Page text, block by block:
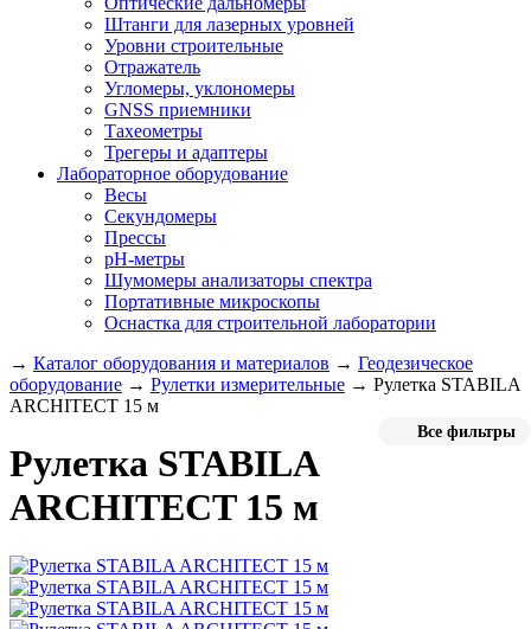
Штанги для лазерных уровней
Уровни строительные
Отражатель
Угломеры, уклономеры
GNSS приемники
Тахеометры
Трегеры и адаптеры
Лабораторное оборудование
Весы
Секундомеры
Прессы
pH-метры
Шумомеры анализаторы спектра
Портативные микроскопы
Оснастка для строительной лаборатории
→ Каталог оборудования и материалов → Геодезическое
оборудование → Рулетки измерительные → Рулетка STABILA
ARCHITECT 15 м
Все фильтры
Рулетка STABILA
ARCHITECT 15 м